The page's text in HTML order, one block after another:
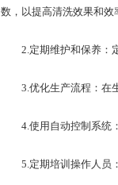
数，以提高清洗效果和效
2.定期维护和保养：定
3.优化生产流程：在生
4.使用自动控制系统：
5.定期培训操作人员：